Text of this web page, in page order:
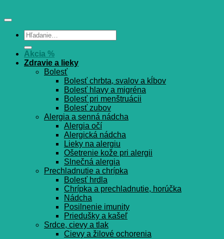
Hľadať:
Akcia %
Zdravie a lieky
Bolesť
Bolesť chrbta, svalov a kĺbov
Bolesť hlavy a migréna
Bolesť pri menštruácii
Bolesť zubov
Alergia a senná nádcha
Alergia očí
Alergická nádcha
Lieky na alergiu
Ošetrenie kože pri alergii
Slnečná alergia
Prechladnutie a chrípka
Bolesť hrdla
Chrípka a prechladnutie, horúčka
Nádcha
Posilnenie imunity
Priedušky a kašeľ
Srdce, cievy a tlak
Cievy a žilové ochorenia